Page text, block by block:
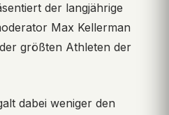
der langjährige
Max Kellerman
größten Athleten der
dabei weniger den